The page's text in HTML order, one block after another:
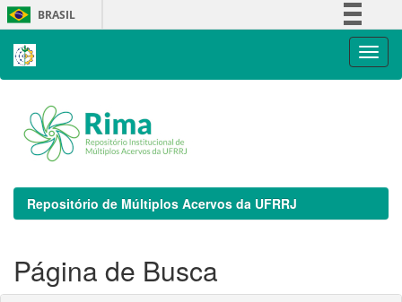
Skip
navigation
BRASIL
Repositório de Múltiplos Acervos da UFRRJ
Página de Busca